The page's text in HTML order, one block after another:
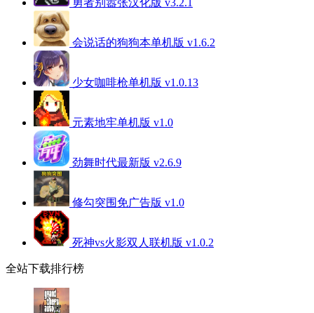
勇者别嚣张汉化版 v3.2.1
会说话的狗狗本单机版 v1.6.2
少女咖啡枪单机版 v1.0.13
元素地牢单机版 v1.0
劲舞时代最新版 v2.6.9
修勾突围免广告版 v1.0
死神vs火影双人联机版 v1.0.2
全站下载排行榜